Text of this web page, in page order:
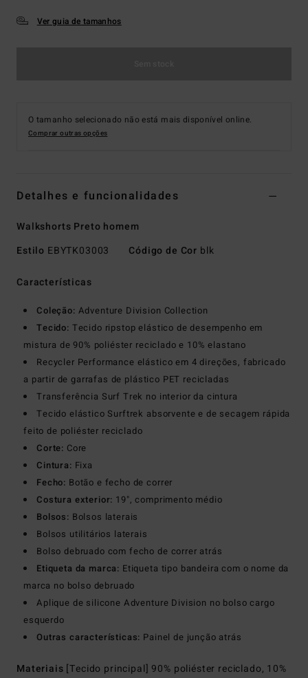
Ver guia de tamanhos
O tamanho selecionado não está mais disponível online.
Comprar outras opções
Detalhes e funcionalidades
Walkshorts Preto homem
Estilo EBYTK03003 Código de Cor blk
Características
Coleção: Adventure Division Collection
Tecido: Tecido ripstop elástico de desempenho em
mistura de 90% poliéster reciclado e 10% elastano
Recycler Performance elástico em 4 direções, fabricado
a partir de garrafas de plástico PET recicladas
Transferência Surf Trek no interior da cintura
Tecido elástico Surftrek absorvente e de secagem rápida
feito de poliéster reciclado
Corte: Core
Cintura: Fixa
Fecho: Botão e fecho de correr
Costura exterior: 19", comprimento médio
Bolsos: Bolsos laterais
Bolsos utilitários laterais
Bolso debruado com fecho de correr atrás
Etiqueta da marca: Etiqueta tipo bandeira com o nome da
marca no bolso debruado
Aplique de silicone Adventure Division no bolso cargo
esquerdo
Outras características: Painel de junção atrás
Materiais [Tecido principal] 90% poliéster reciclado, 10%